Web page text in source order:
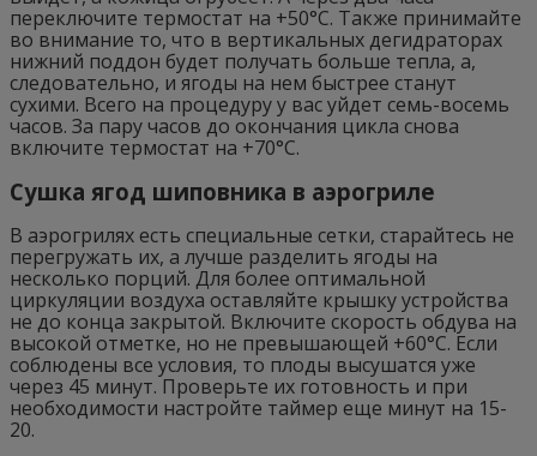
переключите термостат на +50°C. Также принимайте
во внимание то, что в вертикальных дегидраторах
нижний поддон будет получать больше тепла, а,
следовательно, и ягоды на нем быстрее станут
сухими. Всего на процедуру у вас уйдет семь-восемь
часов. За пару часов до окончания цикла снова
включите термостат на +70°C.
Сушка ягод шиповника в аэрогриле
В аэрогрилях есть специальные сетки, старайтесь не
перегружать их, а лучше разделить ягоды на
несколько порций. Для более оптимальной
циркуляции воздуха оставляйте крышку устройства
не до конца закрытой. Включите скорость обдува на
высокой отметке, но не превышающей +60°C. Если
соблюдены все условия, то плоды высушатся уже
через 45 минут. Проверьте их готовность и при
необходимости настройте таймер еще минут на 15-
20.